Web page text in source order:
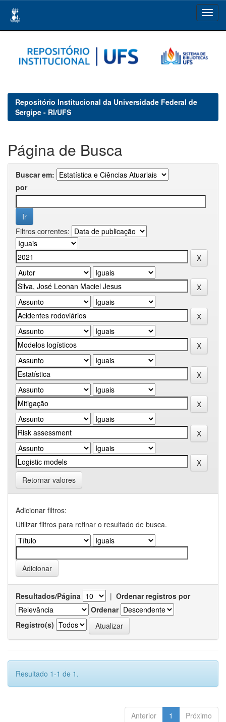
navigation
Repositório Institucional da Universidade Federal de
Sergipe - RI/UFS
Página de Busca
Buscar em:
por
Filtros correntes:
Retornar valores
Adicionar filtros:
Utilizar filtros para refinar o resultado de busca.
Resultados/Página | Ordenar registros por
Ordenar
Registro(s)
Resultado 1-1 de 1.
Anterior 1 Próximo